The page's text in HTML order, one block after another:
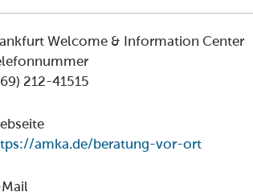
Welcome & Information Center
212-41515
amka.de/beratung-vor-ort